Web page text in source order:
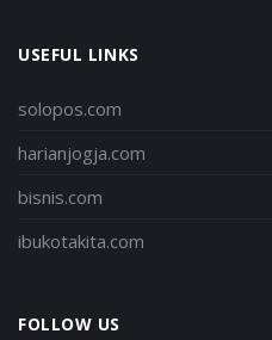
USEFUL LINKS
solopos.com
harianjogja.com
bisnis.com
ibukotakita.com
FOLLOW US